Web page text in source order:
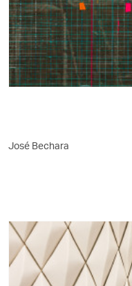
José Bechara